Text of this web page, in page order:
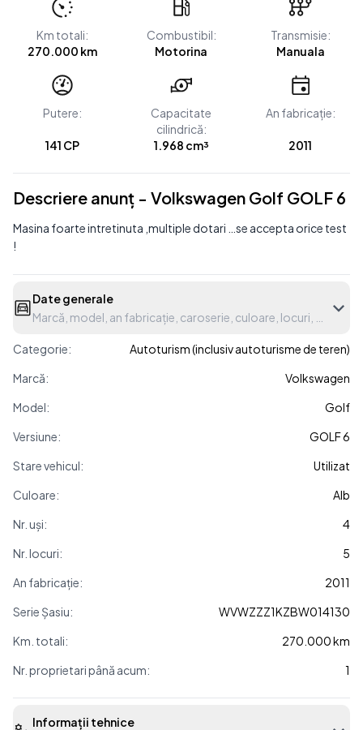
Km totali:
270.000 km
Combustibil:
Motorina
Transmisie:
Manuala
Putere:
141 CP
Capacitate
cilindrică:
1.968 cm³
An fabricație:
2011
Descriere anunț - Volkswagen Golf GOLF 6
Masina foarte intretinuta ,multiple dotari …se accepta orice test
!
Date generale
Marcă, model, an fabricație, caroserie, culoare, locuri, etc.
Categorie:
Autoturism (inclusiv autoturisme de teren)
Marcă:
Volkswagen
Model:
Golf
Versiune:
GOLF 6
Stare vehicul:
Utilizat
Culoare:
Alb
Nr. uși:
4
Nr. locuri:
5
An fabricație:
2011
Serie Șasiu:
WVWZZZ1KZBW014130
Km. totali:
270.000 km
Nr. proprietari până acum:
1
Informații tehnice